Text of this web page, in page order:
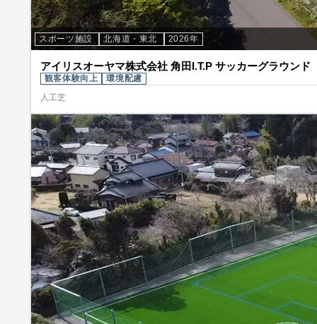
スポーツ施設 北海道・東北 2026年
アイリスオーヤマ株式会社 角田I.T.P サッカーグラウンド
観客体験向上
環境配慮
人工芝